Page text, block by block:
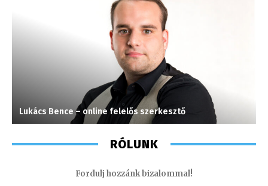
Lukács Bence – online felelős szerkesztő
RÓLUNK
Fordulj hozzánk bizalommal!